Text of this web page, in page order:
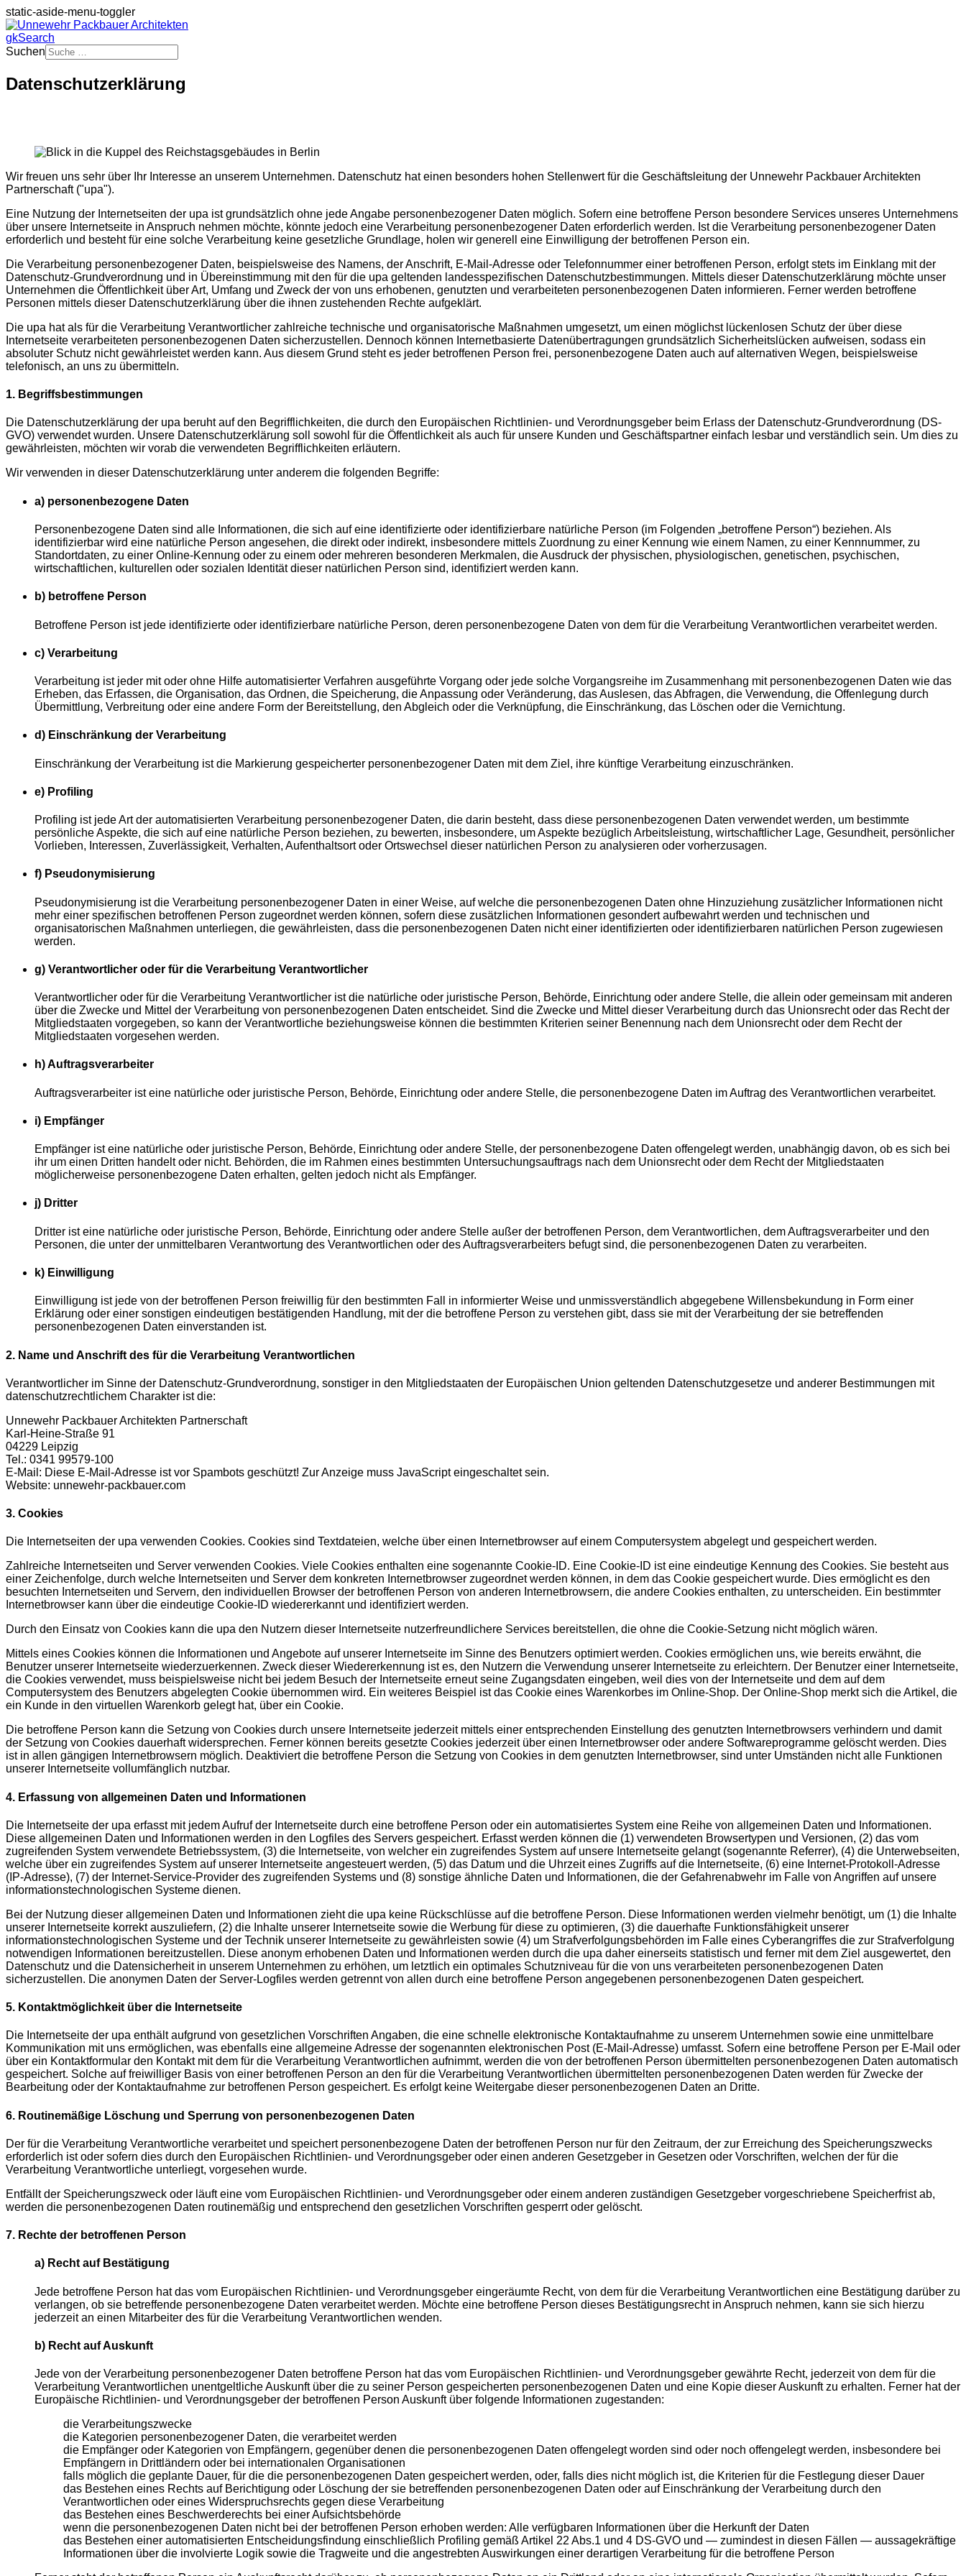
static-aside-menu-toggler
gkSearch
Suchen
Datenschutzerklärung
Wir freuen uns sehr über Ihr Interesse an unserem Unternehmen. Datenschutz hat einen besonders hohen Stellenwert für die Geschäftsleitung der Unnewehr Packbauer Architekten
Partnerschaft ("upa").
Eine Nutzung der Internetseiten der upa ist grundsätzlich ohne jede Angabe personenbezogener Daten möglich. Sofern eine betroffene Person besondere Services unseres Unternehmens
über unsere Internetseite in Anspruch nehmen möchte, könnte jedoch eine Verarbeitung personenbezogener Daten erforderlich werden. Ist die Verarbeitung personenbezogener Daten
erforderlich und besteht für eine solche Verarbeitung keine gesetzliche Grundlage, holen wir generell eine Einwilligung der betroffenen Person ein.
Die Verarbeitung personenbezogener Daten, beispielsweise des Namens, der Anschrift, E-Mail-Adresse oder Telefonnummer einer betroffenen Person, erfolgt stets im Einklang mit der
Datenschutz-Grundverordnung und in Übereinstimmung mit den für die upa geltenden landesspezifischen Datenschutzbestimmungen. Mittels dieser Datenschutzerklärung möchte unser
Unternehmen die Öffentlichkeit über Art, Umfang und Zweck der von uns erhobenen, genutzten und verarbeiteten personenbezogenen Daten informieren. Ferner werden betroffene
Personen mittels dieser Datenschutzerklärung über die ihnen zustehenden Rechte aufgeklärt.
Die upa hat als für die Verarbeitung Verantwortlicher zahlreiche technische und organisatorische Maßnahmen umgesetzt, um einen möglichst lückenlosen Schutz der über diese
Internetseite verarbeiteten personenbezogenen Daten sicherzustellen. Dennoch können Internetbasierte Datenübertragungen grundsätzlich Sicherheitslücken aufweisen, sodass ein
absoluter Schutz nicht gewährleistet werden kann. Aus diesem Grund steht es jeder betroffenen Person frei, personenbezogene Daten auch auf alternativen Wegen, beispielsweise
telefonisch, an uns zu übermitteln.
1. Begriffsbestimmungen
Die Datenschutzerklärung der upa beruht auf den Begrifflichkeiten, die durch den Europäischen Richtlinien- und Verordnungsgeber beim Erlass der Datenschutz-Grundverordnung (DS-
GVO) verwendet wurden. Unsere Datenschutzerklärung soll sowohl für die Öffentlichkeit als auch für unsere Kunden und Geschäftspartner einfach lesbar und verständlich sein. Um dies zu
gewährleisten, möchten wir vorab die verwendeten Begrifflichkeiten erläutern.
Wir verwenden in dieser Datenschutzerklärung unter anderem die folgenden Begriffe:
a) personenbezogene Daten
Personenbezogene Daten sind alle Informationen, die sich auf eine identifizierte oder identifizierbare natürliche Person (im Folgenden „betroffene Person“) beziehen. Als
identifizierbar wird eine natürliche Person angesehen, die direkt oder indirekt, insbesondere mittels Zuordnung zu einer Kennung wie einem Namen, zu einer Kennnummer, zu
Standortdaten, zu einer Online-Kennung oder zu einem oder mehreren besonderen Merkmalen, die Ausdruck der physischen, physiologischen, genetischen, psychischen,
wirtschaftlichen, kulturellen oder sozialen Identität dieser natürlichen Person sind, identifiziert werden kann.
b) betroffene Person
Betroffene Person ist jede identifizierte oder identifizierbare natürliche Person, deren personenbezogene Daten von dem für die Verarbeitung Verantwortlichen verarbeitet werden.
c) Verarbeitung
Verarbeitung ist jeder mit oder ohne Hilfe automatisierter Verfahren ausgeführte Vorgang oder jede solche Vorgangsreihe im Zusammenhang mit personenbezogenen Daten wie das
Erheben, das Erfassen, die Organisation, das Ordnen, die Speicherung, die Anpassung oder Veränderung, das Auslesen, das Abfragen, die Verwendung, die Offenlegung durch
Übermittlung, Verbreitung oder eine andere Form der Bereitstellung, den Abgleich oder die Verknüpfung, die Einschränkung, das Löschen oder die Vernichtung.
d) Einschränkung der Verarbeitung
Einschränkung der Verarbeitung ist die Markierung gespeicherter personenbezogener Daten mit dem Ziel, ihre künftige Verarbeitung einzuschränken.
e) Profiling
Profiling ist jede Art der automatisierten Verarbeitung personenbezogener Daten, die darin besteht, dass diese personenbezogenen Daten verwendet werden, um bestimmte
persönliche Aspekte, die sich auf eine natürliche Person beziehen, zu bewerten, insbesondere, um Aspekte bezüglich Arbeitsleistung, wirtschaftlicher Lage, Gesundheit, persönlicher
Vorlieben, Interessen, Zuverlässigkeit, Verhalten, Aufenthaltsort oder Ortswechsel dieser natürlichen Person zu analysieren oder vorherzusagen.
f) Pseudonymisierung
Pseudonymisierung ist die Verarbeitung personenbezogener Daten in einer Weise, auf welche die personenbezogenen Daten ohne Hinzuziehung zusätzlicher Informationen nicht
mehr einer spezifischen betroffenen Person zugeordnet werden können, sofern diese zusätzlichen Informationen gesondert aufbewahrt werden und technischen und
organisatorischen Maßnahmen unterliegen, die gewährleisten, dass die personenbezogenen Daten nicht einer identifizierten oder identifizierbaren natürlichen Person zugewiesen
werden.
g) Verantwortlicher oder für die Verarbeitung Verantwortlicher
Verantwortlicher oder für die Verarbeitung Verantwortlicher ist die natürliche oder juristische Person, Behörde, Einrichtung oder andere Stelle, die allein oder gemeinsam mit anderen
über die Zwecke und Mittel der Verarbeitung von personenbezogenen Daten entscheidet. Sind die Zwecke und Mittel dieser Verarbeitung durch das Unionsrecht oder das Recht der
Mitgliedstaaten vorgegeben, so kann der Verantwortliche beziehungsweise können die bestimmten Kriterien seiner Benennung nach dem Unionsrecht oder dem Recht der
Mitgliedstaaten vorgesehen werden.
h) Auftragsverarbeiter
Auftragsverarbeiter ist eine natürliche oder juristische Person, Behörde, Einrichtung oder andere Stelle, die personenbezogene Daten im Auftrag des Verantwortlichen verarbeitet.
i) Empfänger
Empfänger ist eine natürliche oder juristische Person, Behörde, Einrichtung oder andere Stelle, der personenbezogene Daten offengelegt werden, unabhängig davon, ob es sich bei
ihr um einen Dritten handelt oder nicht. Behörden, die im Rahmen eines bestimmten Untersuchungsauftrags nach dem Unionsrecht oder dem Recht der Mitgliedstaaten
möglicherweise personenbezogene Daten erhalten, gelten jedoch nicht als Empfänger.
j) Dritter
Dritter ist eine natürliche oder juristische Person, Behörde, Einrichtung oder andere Stelle außer der betroffenen Person, dem Verantwortlichen, dem Auftragsverarbeiter und den
Personen, die unter der unmittelbaren Verantwortung des Verantwortlichen oder des Auftragsverarbeiters befugt sind, die personenbezogenen Daten zu verarbeiten.
k) Einwilligung
Einwilligung ist jede von der betroffenen Person freiwillig für den bestimmten Fall in informierter Weise und unmissverständlich abgegebene Willensbekundung in Form einer
Erklärung oder einer sonstigen eindeutigen bestätigenden Handlung, mit der die betroffene Person zu verstehen gibt, dass sie mit der Verarbeitung der sie betreffenden
personenbezogenen Daten einverstanden ist.
2. Name und Anschrift des für die Verarbeitung Verantwortlichen
Verantwortlicher im Sinne der Datenschutz-Grundverordnung, sonstiger in den Mitgliedstaaten der Europäischen Union geltenden Datenschutzgesetze und anderer Bestimmungen mit
datenschutzrechtlichem Charakter ist die:
Unnewehr Packbauer Architekten Partnerschaft
Karl-Heine-Straße 91
04229 Leipzig
Tel.: 0341 99579-100
E-Mail: Diese E-Mail-Adresse ist vor Spambots geschützt! Zur Anzeige muss JavaScript eingeschaltet sein.
Website: unnewehr-packbauer.com
3. Cookies
Die Internetseiten der upa verwenden Cookies. Cookies sind Textdateien, welche über einen Internetbrowser auf einem Computersystem abgelegt und gespeichert werden.
Zahlreiche Internetseiten und Server verwenden Cookies. Viele Cookies enthalten eine sogenannte Cookie-ID. Eine Cookie-ID ist eine eindeutige Kennung des Cookies. Sie besteht aus
einer Zeichenfolge, durch welche Internetseiten und Server dem konkreten Internetbrowser zugeordnet werden können, in dem das Cookie gespeichert wurde. Dies ermöglicht es den
besuchten Internetseiten und Servern, den individuellen Browser der betroffenen Person von anderen Internetbrowsern, die andere Cookies enthalten, zu unterscheiden. Ein bestimmter
Internetbrowser kann über die eindeutige Cookie-ID wiedererkannt und identifiziert werden.
Durch den Einsatz von Cookies kann die upa den Nutzern dieser Internetseite nutzerfreundlichere Services bereitstellen, die ohne die Cookie-Setzung nicht möglich wären.
Mittels eines Cookies können die Informationen und Angebote auf unserer Internetseite im Sinne des Benutzers optimiert werden. Cookies ermöglichen uns, wie bereits erwähnt, die
Benutzer unserer Internetseite wiederzuerkennen. Zweck dieser Wiedererkennung ist es, den Nutzern die Verwendung unserer Internetseite zu erleichtern. Der Benutzer einer Internetseite,
die Cookies verwendet, muss beispielsweise nicht bei jedem Besuch der Internetseite erneut seine Zugangsdaten eingeben, weil dies von der Internetseite und dem auf dem
Computersystem des Benutzers abgelegten Cookie übernommen wird. Ein weiteres Beispiel ist das Cookie eines Warenkorbes im Online-Shop. Der Online-Shop merkt sich die Artikel, die
ein Kunde in den virtuellen Warenkorb gelegt hat, über ein Cookie.
Die betroffene Person kann die Setzung von Cookies durch unsere Internetseite jederzeit mittels einer entsprechenden Einstellung des genutzten Internetbrowsers verhindern und damit
der Setzung von Cookies dauerhaft widersprechen. Ferner können bereits gesetzte Cookies jederzeit über einen Internetbrowser oder andere Softwareprogramme gelöscht werden. Dies
ist in allen gängigen Internetbrowsern möglich. Deaktiviert die betroffene Person die Setzung von Cookies in dem genutzten Internetbrowser, sind unter Umständen nicht alle Funktionen
unserer Internetseite vollumfänglich nutzbar.
4. Erfassung von allgemeinen Daten und Informationen
Die Internetseite der upa erfasst mit jedem Aufruf der Internetseite durch eine betroffene Person oder ein automatisiertes System eine Reihe von allgemeinen Daten und Informationen.
Diese allgemeinen Daten und Informationen werden in den Logfiles des Servers gespeichert. Erfasst werden können die (1) verwendeten Browsertypen und Versionen, (2) das vom
zugreifenden System verwendete Betriebssystem, (3) die Internetseite, von welcher ein zugreifendes System auf unsere Internetseite gelangt (sogenannte Referrer), (4) die Unterwebseiten,
welche über ein zugreifendes System auf unserer Internetseite angesteuert werden, (5) das Datum und die Uhrzeit eines Zugriffs auf die Internetseite, (6) eine Internet-Protokoll-Adresse
(IP-Adresse), (7) der Internet-Service-Provider des zugreifenden Systems und (8) sonstige ähnliche Daten und Informationen, die der Gefahrenabwehr im Falle von Angriffen auf unsere
informationstechnologischen Systeme dienen.
Bei der Nutzung dieser allgemeinen Daten und Informationen zieht die upa keine Rückschlüsse auf die betroffene Person. Diese Informationen werden vielmehr benötigt, um (1) die Inhalte
unserer Internetseite korrekt auszuliefern, (2) die Inhalte unserer Internetseite sowie die Werbung für diese zu optimieren, (3) die dauerhafte Funktionsfähigkeit unserer
informationstechnologischen Systeme und der Technik unserer Internetseite zu gewährleisten sowie (4) um Strafverfolgungsbehörden im Falle eines Cyberangriffes die zur Strafverfolgung
notwendigen Informationen bereitzustellen. Diese anonym erhobenen Daten und Informationen werden durch die upa daher einerseits statistisch und ferner mit dem Ziel ausgewertet, den
Datenschutz und die Datensicherheit in unserem Unternehmen zu erhöhen, um letztlich ein optimales Schutzniveau für die von uns verarbeiteten personenbezogenen Daten
sicherzustellen. Die anonymen Daten der Server-Logfiles werden getrennt von allen durch eine betroffene Person angegebenen personenbezogenen Daten gespeichert.
5. Kontaktmöglichkeit über die Internetseite
Die Internetseite der upa enthält aufgrund von gesetzlichen Vorschriften Angaben, die eine schnelle elektronische Kontaktaufnahme zu unserem Unternehmen sowie eine unmittelbare
Kommunikation mit uns ermöglichen, was ebenfalls eine allgemeine Adresse der sogenannten elektronischen Post (E-Mail-Adresse) umfasst. Sofern eine betroffene Person per E-Mail oder
über ein Kontaktformular den Kontakt mit dem für die Verarbeitung Verantwortlichen aufnimmt, werden die von der betroffenen Person übermittelten personenbezogenen Daten automatisch
gespeichert. Solche auf freiwilliger Basis von einer betroffenen Person an den für die Verarbeitung Verantwortlichen übermittelten personenbezogenen Daten werden für Zwecke der
Bearbeitung oder der Kontaktaufnahme zur betroffenen Person gespeichert. Es erfolgt keine Weitergabe dieser personenbezogenen Daten an Dritte.
6. Routinemäßige Löschung und Sperrung von personenbezogenen Daten
Der für die Verarbeitung Verantwortliche verarbeitet und speichert personenbezogene Daten der betroffenen Person nur für den Zeitraum, der zur Erreichung des Speicherungszwecks
erforderlich ist oder sofern dies durch den Europäischen Richtlinien- und Verordnungsgeber oder einen anderen Gesetzgeber in Gesetzen oder Vorschriften, welchen der für die
Verarbeitung Verantwortliche unterliegt, vorgesehen wurde.
Entfällt der Speicherungszweck oder läuft eine vom Europäischen Richtlinien- und Verordnungsgeber oder einem anderen zuständigen Gesetzgeber vorgeschriebene Speicherfrist ab,
werden die personenbezogenen Daten routinemäßig und entsprechend den gesetzlichen Vorschriften gesperrt oder gelöscht.
7. Rechte der betroffenen Person
a) Recht auf Bestätigung
Jede betroffene Person hat das vom Europäischen Richtlinien- und Verordnungsgeber eingeräumte Recht, von dem für die Verarbeitung Verantwortlichen eine Bestätigung darüber zu
verlangen, ob sie betreffende personenbezogene Daten verarbeitet werden. Möchte eine betroffene Person dieses Bestätigungsrecht in Anspruch nehmen, kann sie sich hierzu
jederzeit an einen Mitarbeiter des für die Verarbeitung Verantwortlichen wenden.
b) Recht auf Auskunft
Jede von der Verarbeitung personenbezogener Daten betroffene Person hat das vom Europäischen Richtlinien- und Verordnungsgeber gewährte Recht, jederzeit von dem für die
Verarbeitung Verantwortlichen unentgeltliche Auskunft über die zu seiner Person gespeicherten personenbezogenen Daten und eine Kopie dieser Auskunft zu erhalten. Ferner hat der
Europäische Richtlinien- und Verordnungsgeber der betroffenen Person Auskunft über folgende Informationen zugestanden:
die Verarbeitungszwecke
die Kategorien personenbezogener Daten, die verarbeitet werden
die Empfänger oder Kategorien von Empfängern, gegenüber denen die personenbezogenen Daten offengelegt worden sind oder noch offengelegt werden, insbesondere bei
Empfängern in Drittländern oder bei internationalen Organisationen
falls möglich die geplante Dauer, für die die personenbezogenen Daten gespeichert werden, oder, falls dies nicht möglich ist, die Kriterien für die Festlegung dieser Dauer
das Bestehen eines Rechts auf Berichtigung oder Löschung der sie betreffenden personenbezogenen Daten oder auf Einschränkung der Verarbeitung durch den
Verantwortlichen oder eines Widerspruchsrechts gegen diese Verarbeitung
das Bestehen eines Beschwerderechts bei einer Aufsichtsbehörde
wenn die personenbezogenen Daten nicht bei der betroffenen Person erhoben werden: Alle verfügbaren Informationen über die Herkunft der Daten
das Bestehen einer automatisierten Entscheidungsfindung einschließlich Profiling gemäß Artikel 22 Abs.1 und 4 DS-GVO und — zumindest in diesen Fällen — aussagekräftige
Informationen über die involvierte Logik sowie die Tragweite und die angestrebten Auswirkungen einer derartigen Verarbeitung für die betroffene Person